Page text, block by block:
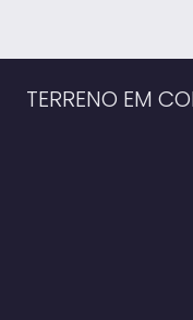
TERRENO EM